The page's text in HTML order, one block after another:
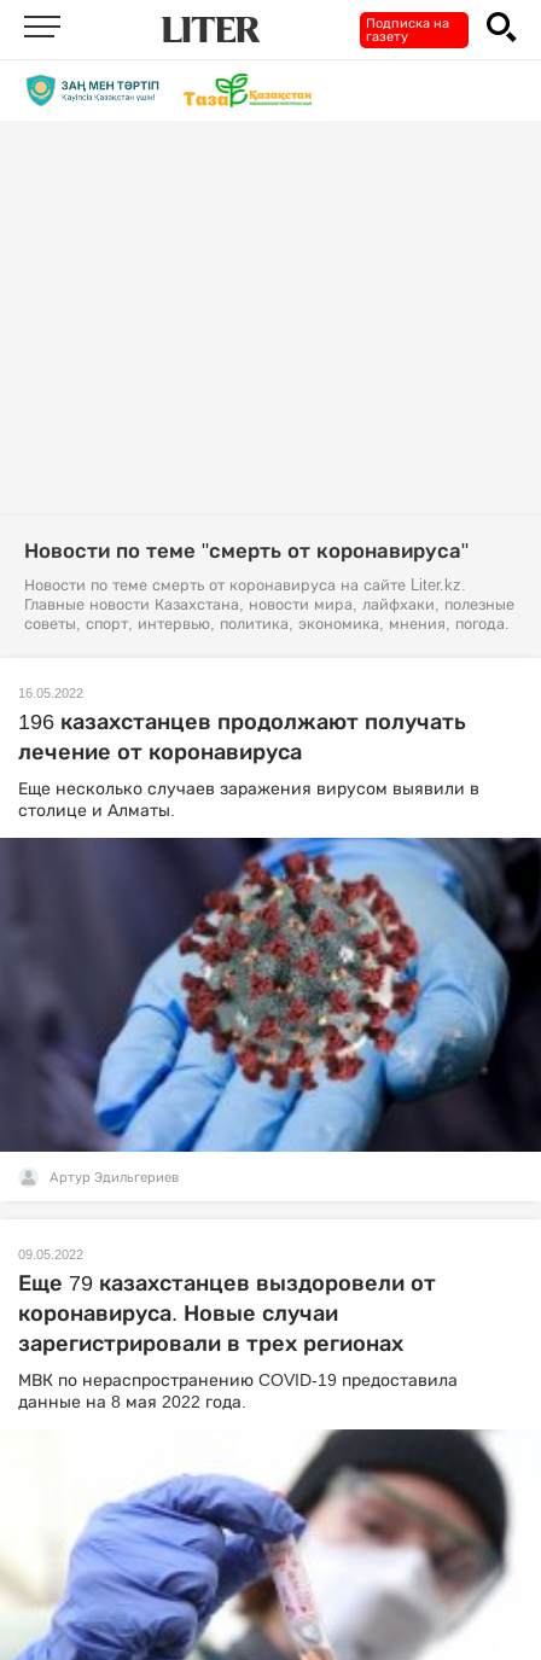
Подписка на
газету
Новости по теме "смерть от коронавируса"
Новости по теме смерть от коронавируса на сайте Liter.kz.
Главные новости Казахстана, новости мира, лайфхаки, полезные
советы, спорт, интервью, политика, экономика, мнения, погода.
16.05.2022
196 казахстанцев продолжают получать
лечение от коронавируса
Еще несколько случаев заражения вирусом выявили в
столице и Алматы.
Артур Эдильгериев
09.05.2022
Еще 79 казахстанцев выздоровели от
коронавируса. Новые случаи
зарегистрировали в трех регионах
МВК по нераспространению COVID-19 предоставила
данные на 8 мая 2022 года.